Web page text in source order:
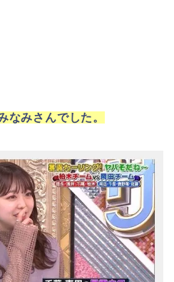
なみさんでした。